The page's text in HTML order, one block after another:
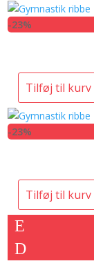
-23%
Tilføj til kurv
-23%
Tilføj til kurv